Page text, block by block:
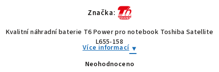
Značka:
Kvalitní náhradní baterie T6 Power pro notebook Toshiba Satellite
L655-158
Více informací
Průměrné
Neohodnoceno